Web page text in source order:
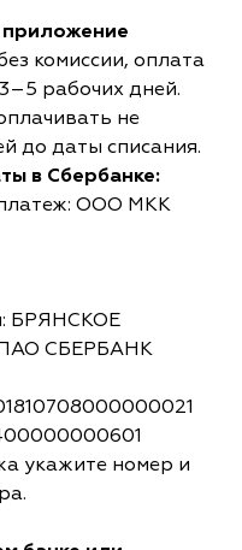
комиссии, оплата
рабочих дней.
не
до даты списания.
в Сбербанке:
ООО МКК
БРЯНСКОЕ
СБЕРБАНК
укажите номер и